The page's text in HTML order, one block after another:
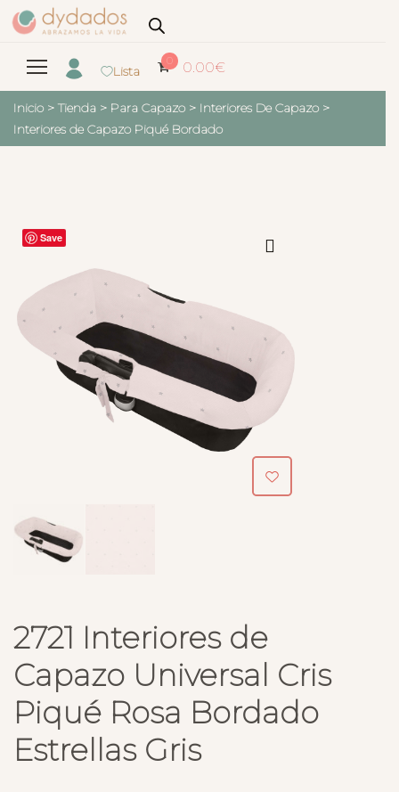
Lista
0 0.00€
Inicio > Tienda > Para Capazo > Interiores De Capazo >
Interiores de Capazo Piqué Bordado
Save
2721 Interiores de
Capazo Universal Cris
Piqué Rosa Bordado
Estrellas Gris